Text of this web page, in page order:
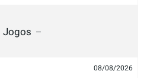
Jogos
08/08/2026